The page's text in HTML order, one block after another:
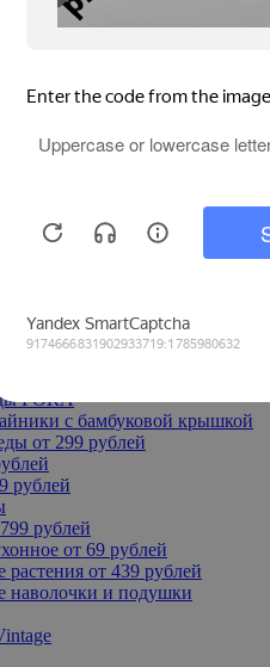
руб
цены
руб
товары
по промокоду
до -70%
доставкой
-50%
FORA
с бамбуковой крышкой
от 299 рублей
рублей
рублей
от 69 рублей
растения от 439 рублей
наволочки и подушки